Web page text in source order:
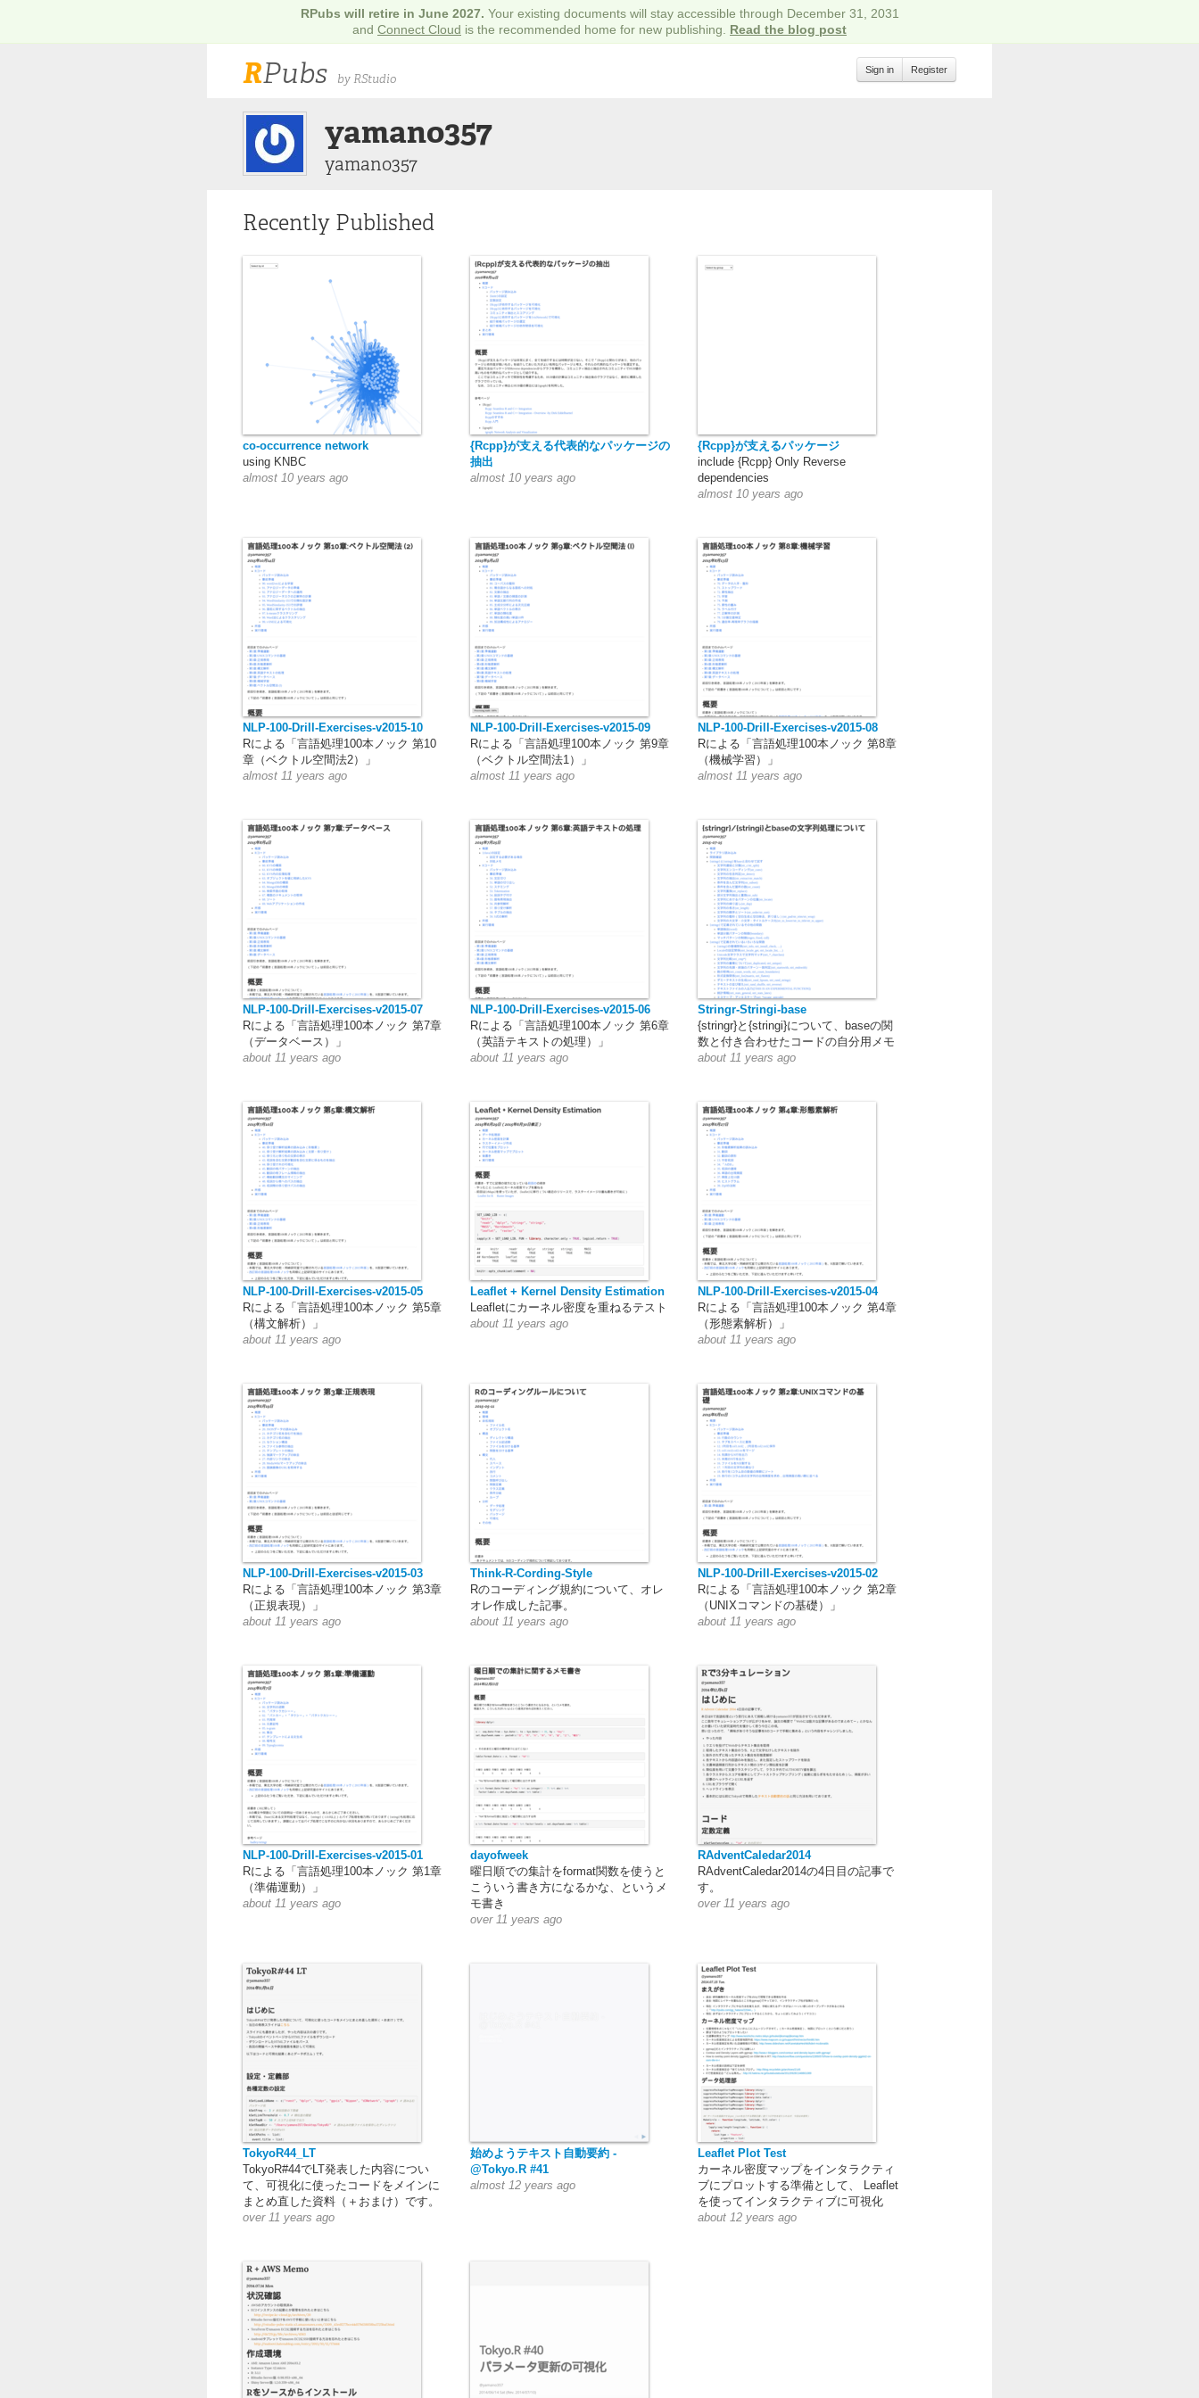
RPubs will retire in June 2027. Your existing documents will stay accessible through December 31, 2031
and Connect Cloud is the recommended home for new publishing. Read the blog post
RPubs by RStudio
Sign in Register
yamano357
yamano357
Recently Published
co-occurrence network
using KNBC
almost 10 years ago
{Rcpp}が支える代表的なパッケージの
抽出
almost 10 years ago
{Rcpp}が支えるパッケージ
include {Rcpp} Only Reverse
dependencies
almost 10 years ago
NLP-100-Drill-Exercises-v2015-10
Rによる「言語処理100本ノック 第10
章（ベクトル空間法2）」
almost 11 years ago
NLP-100-Drill-Exercises-v2015-09
Rによる「言語処理100本ノック 第9章
（ベクトル空間法1）」
almost 11 years ago
NLP-100-Drill-Exercises-v2015-08
Rによる「言語処理100本ノック 第8章
（機械学習）」
almost 11 years ago
NLP-100-Drill-Exercises-v2015-07
Rによる「言語処理100本ノック 第7章
（データベース）」
about 11 years ago
NLP-100-Drill-Exercises-v2015-06
Rによる「言語処理100本ノック 第6章
（英語テキストの処理）」
about 11 years ago
Stringr-Stringi-base
{stringr}と{stringi}について、baseの関
数と付き合わせたコードの自分用メモ
about 11 years ago
NLP-100-Drill-Exercises-v2015-05
Rによる「言語処理100本ノック 第5章
（構文解析）」
about 11 years ago
Leaflet + Kernel Density Estimation
Leafletにカーネル密度を重ねるテスト
about 11 years ago
NLP-100-Drill-Exercises-v2015-04
Rによる「言語処理100本ノック 第4章
（形態素解析）」
about 11 years ago
NLP-100-Drill-Exercises-v2015-03
Rによる「言語処理100本ノック 第3章
（正規表現）」
about 11 years ago
Think-R-Cording-Style
Rのコーディング規約について、オレ
オレ作成した記事。
about 11 years ago
NLP-100-Drill-Exercises-v2015-02
Rによる「言語処理100本ノック 第2章
（UNIXコマンドの基礎）」
about 11 years ago
NLP-100-Drill-Exercises-v2015-01
Rによる「言語処理100本ノック 第1章
（準備運動）」
about 11 years ago
dayofweek
曜日順での集計をformat関数を使うと
こういう書き方になるかな、というメ
モ書き
over 11 years ago
RAdventCaledar2014
RAdventCaledar2014の4日目の記事で
す。
over 11 years ago
TokyoR44_LT
TokyoR#44でLT発表した内容につい
て、可視化に使ったコードをメインに
まとめ直した資料（＋おまけ）です。
over 11 years ago
始めようテキスト自動要約 -
@Tokyo.R #41
almost 12 years ago
Leaflet Plot Test
カーネル密度マップをインタラクティ
ブにプロットする準備として、 Leaflet
を使ってインタラクティブに可視化
about 12 years ago